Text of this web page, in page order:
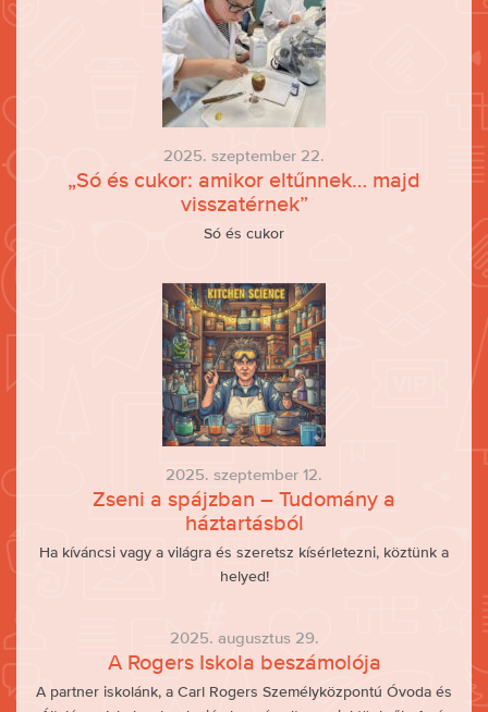
2025. szeptember 22.
„Só és cukor: amikor eltűnnek… majd
visszatérnek”
Só és cukor
2025. szeptember 12.
Zseni a spájzban – Tudomány a
háztartásból
Ha kíváncsi vagy a világra és szeretsz kísérletezni, köztünk a
helyed!
2025. augusztus 29.
A Rogers Iskola beszámolója
A partner iskolánk, a Carl Rogers Személyközpontú Óvoda és